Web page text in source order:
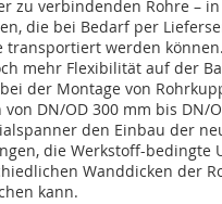
zu verbindenden Rohre –
die bei Bedarf per
transportiert werden
mehr Flexibilität auf der
der Montage von
DN/OD 300 mm bis DN/
den Einbau der
die Werkstoff-bedingte
Wanddicken der
kann.